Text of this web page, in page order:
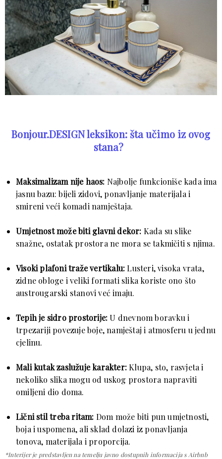
Bonjour.DESIGN leksikon: šta učimo iz ovog
stana?
Maksimalizam nije haos: Najbolje funkcioniše kada ima
jasnu bazu: bijeli zidovi, ponavljanje materijala i
smireni veći komadi namještaja.
Umjetnost može biti glavni dekor: Kada su slike
snažne, ostatak prostora ne mora se takmičiti s njima.
Visoki plafoni traže vertikalu:Lusteri, visoka vrata,
zidne obloge i veliki formati slika koriste ono što
austrougarski stanovi već imaju.
Tepih je sidro prostorije:U dnevnom boravku i
trpezariji povezuje boje, namještaj i atmosferu u jednu
cjelinu.
Mali kutak zaslužuje karakter:Klupa, sto, rasvjeta i
nekoliko slika mogu od uskog prostora napraviti
omiljeni dio doma.
Lični stil treba ritam: Dom može biti pun umjetnosti,
boja i uspomena, ali sklad dolazi iz ponavljanja
tonova, materijala i proporcija.
*Interijer je predstavljen na temelju javno dostupnih informacija s Airbnb